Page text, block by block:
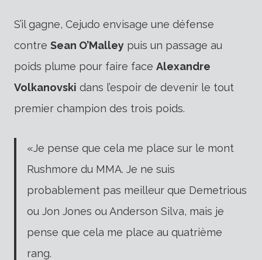
S’il gagne, Cejudo envisage une défense
contre Sean O’Malley puis un passage au
poids plume pour faire face Alexandre
Volkanovski dans l’espoir de devenir le tout
premier champion des trois poids.
«Je pense que cela me place sur le mont
Rushmore du MMA. Je ne suis
probablement pas meilleur que Demetrious
ou Jon Jones ou Anderson Silva, mais je
pense que cela me place au quatrième
rang.